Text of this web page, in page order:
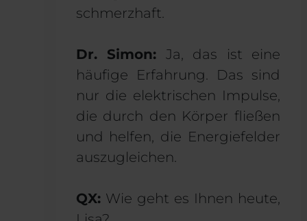
schmerzhaft.
Dr. Simon: Ja, das ist eine
häufige Erfahrung. Das sind
nur die elektrischen Impulse,
die durch den Körper fließen
und helfen, die Energiefelder
auszugleichen.
QX:Wie geht es Ihnen heute,